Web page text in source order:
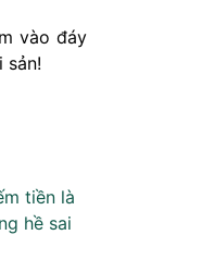
vào đáy
sản!
tiền là
hề sai